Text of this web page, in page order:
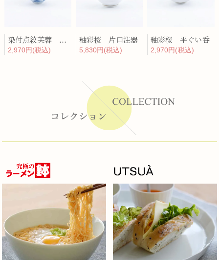
染付点紋芙蓉 丸ぐい呑
2,970円(税込)
釉彩桜 片口注器
5,830円(税込)
釉彩桜 平ぐい呑
2,970円(税込)